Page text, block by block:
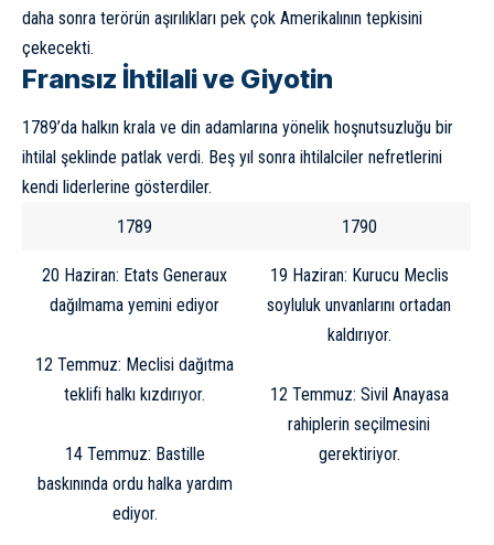
daha sonra terörün aşırılıkları pek çok Amerikalının tepkisini
çekecekti.
Fransız İhtilali ve Giyotin
1789’da halkın krala ve din adamlarına yönelik hoşnutsuzluğu bir
ihtilal şeklinde patlak verdi. Beş yıl sonra ihtilalciler nefretlerini
kendi liderlerine gösterdiler.
1789
1790
20 Haziran: Etats Generaux
dağılmama yemini ediyor
12 Temmuz: Meclisi dağıtma
teklifi halkı kızdırıyor.
14 Temmuz: Bastille
baskınında ordu halka yardım
ediyor.
19 Haziran: Kurucu Meclis
soyluluk unvanlarını ortadan
kaldırıyor.
12 Temmuz: Sivil Anayasa
rahiplerin seçilmesini
gerektiriyor.